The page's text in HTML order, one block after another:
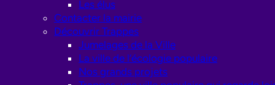
Les élus
Contacter la mairie
Découvrir Trappes
Jumelages de la Ville
La ville de l’écologie populaire
Nos grands projets